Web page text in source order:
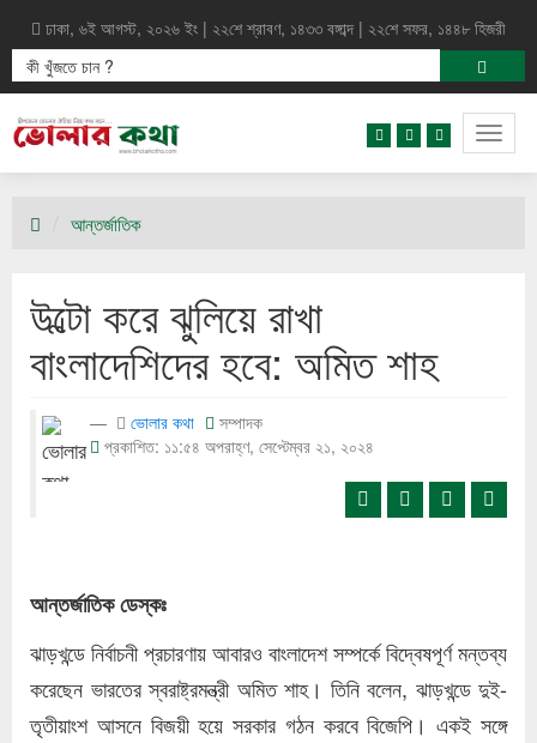
ঢাকা, ৬ই আগস্ট, ২০২৬ ইং | ২২শে শ্রাবণ, ১৪৩৩ বঙ্গাব্দ | ২২শে সফর, ১৪৪৮ হিজরী
আন্তর্জাতিক
উল্টো করে ঝুলিয়ে রাখা
বাংলাদেশিদের হবে: অমিত শাহ
ভোলার কথা
সম্পাদক
প্রকাশিত: ১১:৫৪ অপরাহ্ণ, সেপ্টেম্বর ২১, ২০২৪
আন্তর্জাতিক ডেস্কঃ
ঝাড়খন্ডে নির্বাচনী প্রচারণায় আবারও বাংলাদেশ সম্পর্কে বিদ্বেষপূর্ণ মন্তব্য
করেছেন ভারতের স্বরাষ্ট্রমন্ত্রী অমিত শাহ। তিনি বলেন, ঝাড়খন্ডে দুই-
তৃতীয়াংশ আসনে বিজয়ী হয়ে সরকার গঠন করবে বিজেপি। একই সঙ্গে